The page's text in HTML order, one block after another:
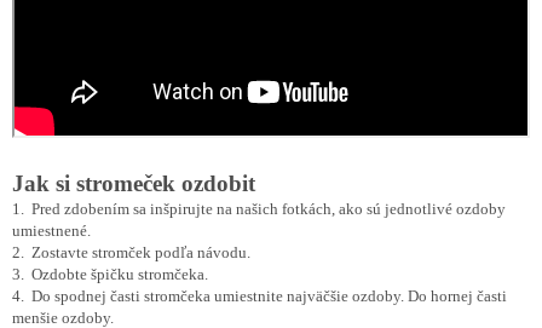
Jak si stromeček ozdobit
1. Pred zdobením sa inšpirujte na našich fotkách, ako sú jednotlivé ozdoby
umiestnené.
2. Zostavte stromček podľa návodu.
3. Ozdobte špičku stromčeka.
4. Do spodnej časti stromčeka umiestnite najväčšie ozdoby. Do hornej časti
menšie ozdoby.